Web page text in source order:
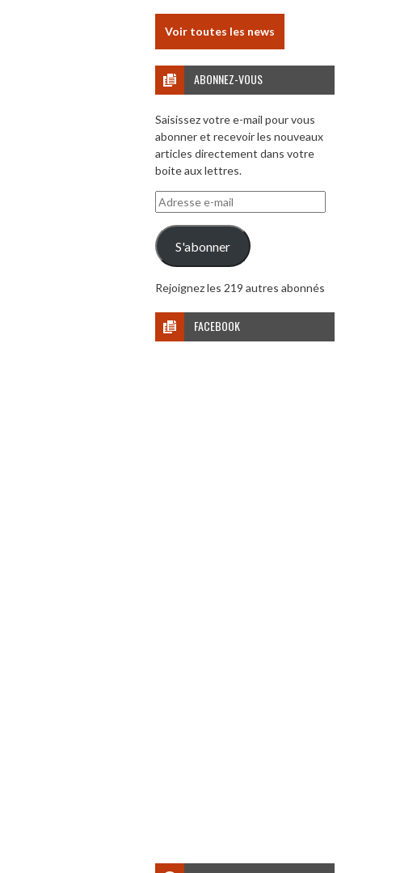
Voir toutes les news
ABONNEZ-VOUS
Saisissez votre e-mail pour vous
abonner et recevoir les nouveaux
articles directement dans votre
boite aux lettres.
Adresse
e-
mail
S'abonner
Rejoignez les 219 autres abonnés
FACEBOOK